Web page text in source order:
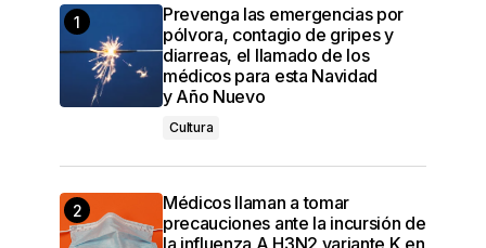
Prevenga las emergencias por
pólvora, contagio de gripes y
diarreas, el llamado de los
médicos para esta Navidad
y Año Nuevo
Cultura
Médicos llaman a tomar
precauciones ante la incursión de